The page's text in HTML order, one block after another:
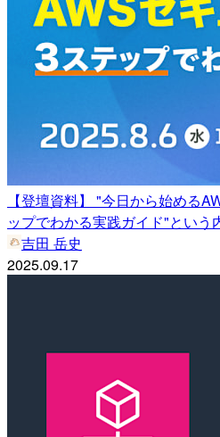
【登壇資料】 "今日から始める
ップでわかる実践ガイド"という
吉田 岳史
2025.09.17